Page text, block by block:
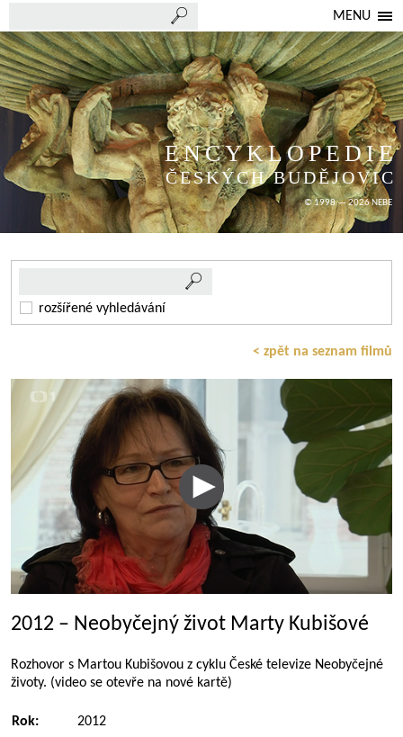
MENU
ENCYKLOPEDIE
ČESKÝCH BUDĚJOVIC
© 1998 — 2026 NEBE
rozšířené vyhledávání
< zpět na seznam filmů
2012 – Neobyčejný život Marty Kubišové
Rozhovor s Martou Kubišovou z cyklu České televize Neobyčejné
životy. (video se otevře na nové kartě)
Rok:
2012